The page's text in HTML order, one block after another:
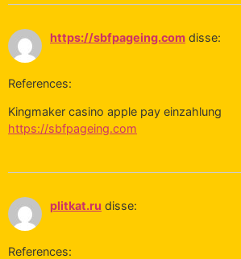
https://sbfpageing.com disse:
References:
Kingmaker casino apple pay einzahlung
https://sbfpageing.com
plitkat.ru disse:
References: